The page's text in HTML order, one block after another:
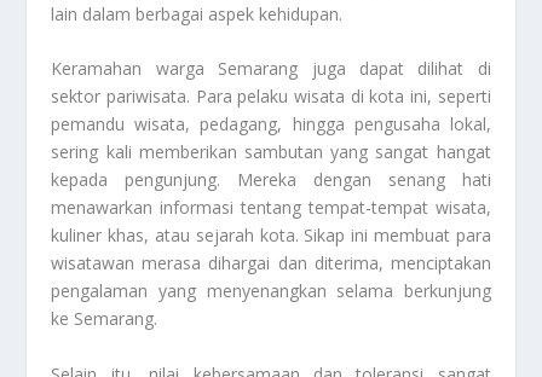
lain dalam berbagai aspek kehidupan.
Keramahan warga Semarang juga dapat dilihat di
sektor pariwisata. Para pelaku wisata di kota ini, seperti
pemandu wisata, pedagang, hingga pengusaha lokal,
sering kali memberikan sambutan yang sangat hangat
kepada pengunjung. Mereka dengan senang hati
menawarkan informasi tentang tempat-tempat wisata,
kuliner khas, atau sejarah kota. Sikap ini membuat para
wisatawan merasa dihargai dan diterima, menciptakan
pengalaman yang menyenangkan selama berkunjung
ke Semarang.